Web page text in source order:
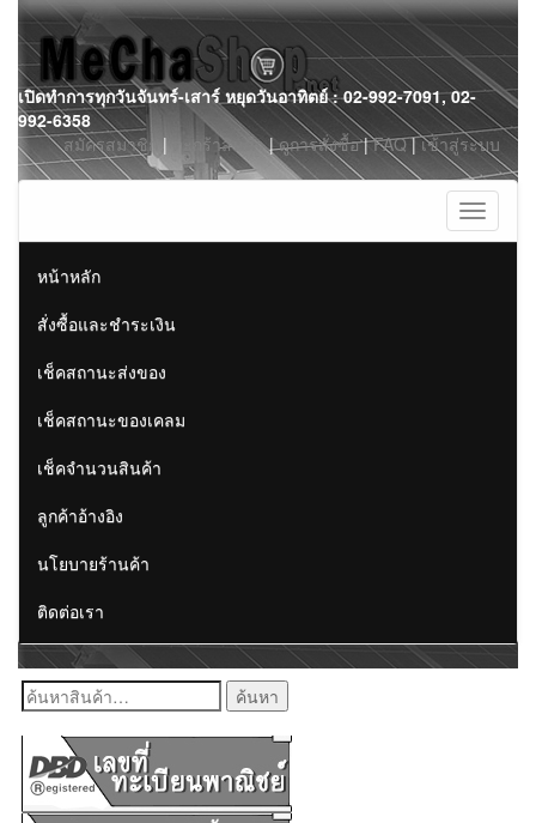
Skip
to
content
เปิดทำการทุกวันจันทร์-เสาร์ หยุดวันอาทิตย์ : 02-992-7091, 02-
992-6358
สมัครสมาชิก | ตะกร้าสินค้า|ดูการสั่งซื้อ|FAQ|เข้าสู่ระบบ
Toggle
หน้าหลัก
สั่งซื้อและชำระเงิน
เช็คสถานะส่งของ
เช็คสถานะของเคลม
เช็คจำนวนสินค้า
ลูกค้าอ้างอิง
นโยบายร้านค้า
ติดต่อเรา
ค้นหา: